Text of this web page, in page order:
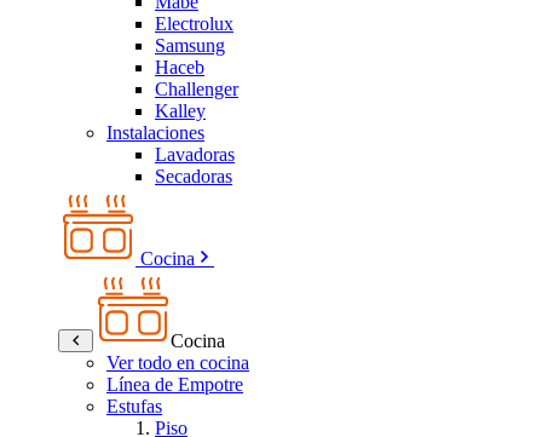
Electrolux
Samsung
Haceb
Challenger
Kalley
Instalaciones
Lavadoras
Secadoras
Cocina
Cocina
Ver todo en cocina
Línea de Empotre
Estufas
Piso